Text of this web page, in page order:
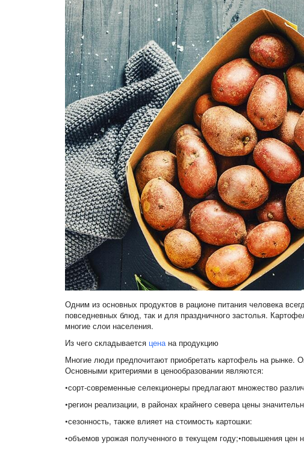
Одним из основных продуктов в рационе питания человека
повседневных блюд, так и для праздничного застолья.
многие слои населения.
Из чего складывается ценана продукцию
Многие люди предпочитают приобретать картофель на рынке.
Основными критериями в ценообразовании являются:
•сорт-современные селекционеры предлагают множество
•регион реализации, в районах крайнего севера цены
•сезонность, также влияет на стоимость картошки:
•объемов урожая полученного в текущем году;•повышения цен